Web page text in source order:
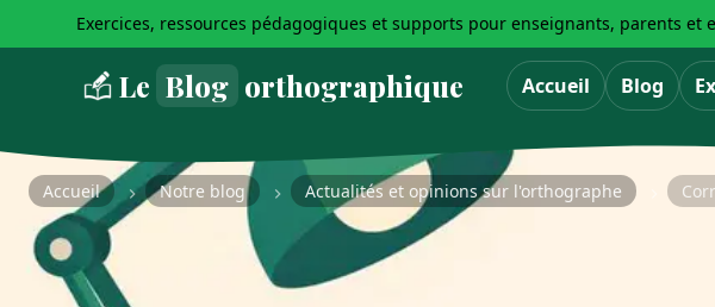
Exercices, ressources pédagogiques et supports pour enseignants, parents et
Le Blog orthographique Accueil Blog
Accueil Notre blog Actualités et opinions sur l'orthographe